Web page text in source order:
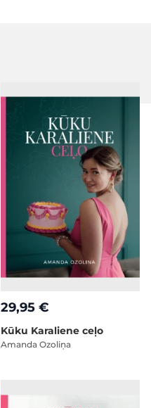
29,95 €
Kūku Karaliene ceļo
Amanda Ozoliņa